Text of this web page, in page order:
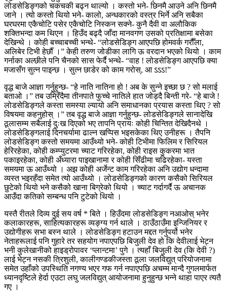
लोडसेडिङ्गको चकचकी बढ्न थाल्यो । कस्तो भने- छिनमै आउने अनि छिनमै
जाने । त्यो कस्तो थियो भने- कालो, अन्धकारको वस्त्र भिर्ने अनि सबैका
घरघरमा एकैचोटि पसेर एकैचोटि निस्कन सक्ने- कुनै दैवी वा अलौकिक
शक्तिभन्दा कम थिएन । हिउँद बढ्दै जाँदा मानवगण उसको प्रतिक्षामा बसेका
देखिन्थे । कोही बच्चाबच्ची भन्थे- “लोडसेडिङ्ग आएपछि होमवर्क गरौँला,
अलिबेर टिभी हेर्छौँ ।” केही तरुण जोडीका लागि ऊ वरदान भएको थियो । काम
गर्नाका अल्छीले पनि चैनको सास फेर्दै भन्थे- “वाह ! लोडसेडिङ्ग आएपछि क्या
मजासँग सुत्न पाइन्छ । सुत्न छाडेर को काम गरोस्, आ ऽऽऽ!”
वृद्ध बाजे आज्ञा गर्नुहुन्छ- “हे नाति नातिना हो ! अब के सुन्ने इच्छा छ ? सो मलाई
बताओ ।” तब उम्रिँदैमा तीनपाते फुच्चे नातिले हात जोड्दै बिन्ती गरे- “हे बाजे !
लोडसेडिङ्गले कस्ता समस्या ल्यायो अनि समाधानका प्रयास कस्ता थिए ? सो
विषयमा कहनुहोस् ।” तब वृद्ध बाजे आज्ञा गर्नुहुन्छ- लोडसेडिङ्गले सानादेखि
ठूलासम्म सबैलाई दुःख दिएको भए तापनि प्रायः कोही चिन्तित देखिदैनथे ।
लोडसेडिङ्गलाई दिनचर्यामा ढाल्न खप्पिस भइसकेका थिए उनीहरू । तैपनि
लोडसेडिङ्ग कस्तो समयमा आउँथ्यो भने- कोही टिभीमा फिलिम र सिरियल
हेरिरहेका, कोही कम्प्युटरमा च्याट गरिरहेका, कोही राइस कुकरमा भात
पकाइरहेका, कोही अँध्यारा पाइखानामा र कोही सिँढीमा चढिरहेका- यस्ता
समयमा ऊ आउँथ्यो । अझ कोही अर्जेन्ट काम गरिरहेका अनि उद्योग धन्दामा
व्यस्त भइरहँदा समेत त्यो आउँथ्यो । लोडसेडिङ्गको कारण कसैको सिरियल
छुटेको थियो भने कसैको खाना बिग्रेको थियो । च्याट गर्दागर्दै ऊ अचानक
आउँदा कतिको सम्बन्ध पनि टुटेको थियो ।
यस्तै रीतले दिव्य दुई सय वर्ष * बिते । हिउँदमा लोडसेडिङ्ग नआओस् भनेर
कलाकारहरू, साहित्यकारहरू व्यङ्ग्य गर्न थाले । ठाउँठाउँमा इन्जिनियर र
उद्योगीहरू सभा बस्न थाले । लोडसेडिङ्ग हटाउन मद्दत गर्नुपर्यो भनेर
नेताहरूलाई पनि गुहारे तर सहयोग नपाएपछि बिजुली देव हो कि देवीलाई भेट्न
भनी कुलेखानीको हाइड्रोपावर ‘प्लान्टमा’ पुगे । त्यहाँ बिजुली देव (कि देवी ?)
लाई भेट्न नसकी त्रिशुली, कालीगण्डकीजस्ता ठूला जलविद्युत् परियोजनामा
समेत उहाँको उपस्थिति नगण्य भएर गफ गर्न नपाएपछि अचम्म मान्दै गुगलमार्फत
ध्यानदृष्टिले हेर्दा एउटा लघु जलविद्युत् आयोजनामा हुनुहुन्छ भन्ने थाहा पाएर त्यतै
गए ।